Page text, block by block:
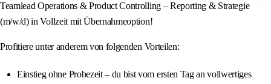
Teamlead Operations & Product Controlling – Reporting & Strategie
(m/w/d) in Vollzeit mit Übernahmeoption!
Profitiere unter anderem von folgenden Vorteilen:
Einstieg ohne Probezeit – du bist vom ersten Tag an vollwertiges